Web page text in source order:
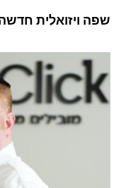
שפה ויזואלית